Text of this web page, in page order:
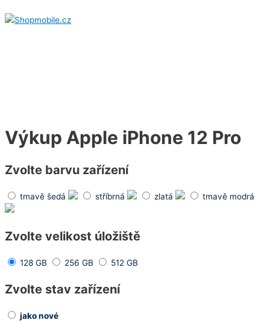
na
Výkup Apple iPhone 12 Pro
Zvolte barvu zařízení
tmavě šedá stříbrná zlatá tmavě modrá
Zvolte velikost úložiště
128 GB 256 GB 512 GB
Zvolte stav zařízení
jako nové